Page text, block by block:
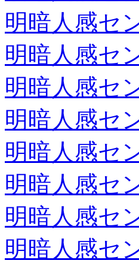
明暗人感セ
明暗人感セ
明暗人感セ
明暗人感セ
明暗人感セ
明暗人感セ
明暗人感セ
明暗人感セ